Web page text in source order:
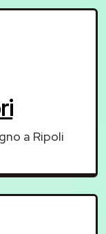
a Ripoli